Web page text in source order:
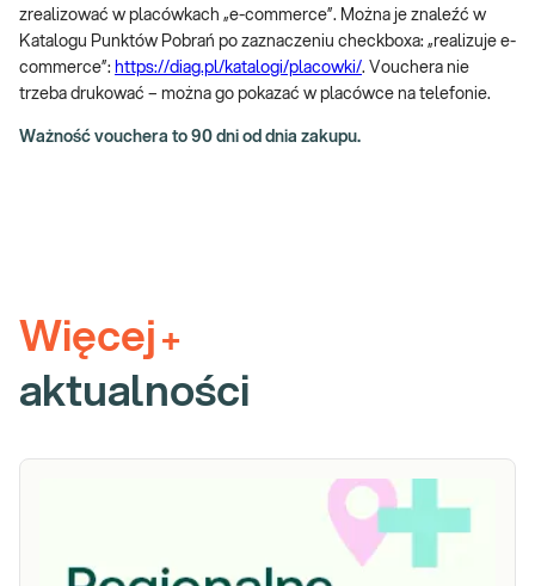
zrealizować w placówkach „e-commerce”. Można je znaleźć w
Katalogu Punktów Pobrań po zaznaczeniu checkboxa: „realizuje e-
commerce”: https://diag.pl/katalogi/placowki/. Vouchera nie
trzeba drukować – można go pokazać w placówce na telefonie.
Ważność vouchera to 90 dni od dnia zakupu.
Więcej +
aktualności